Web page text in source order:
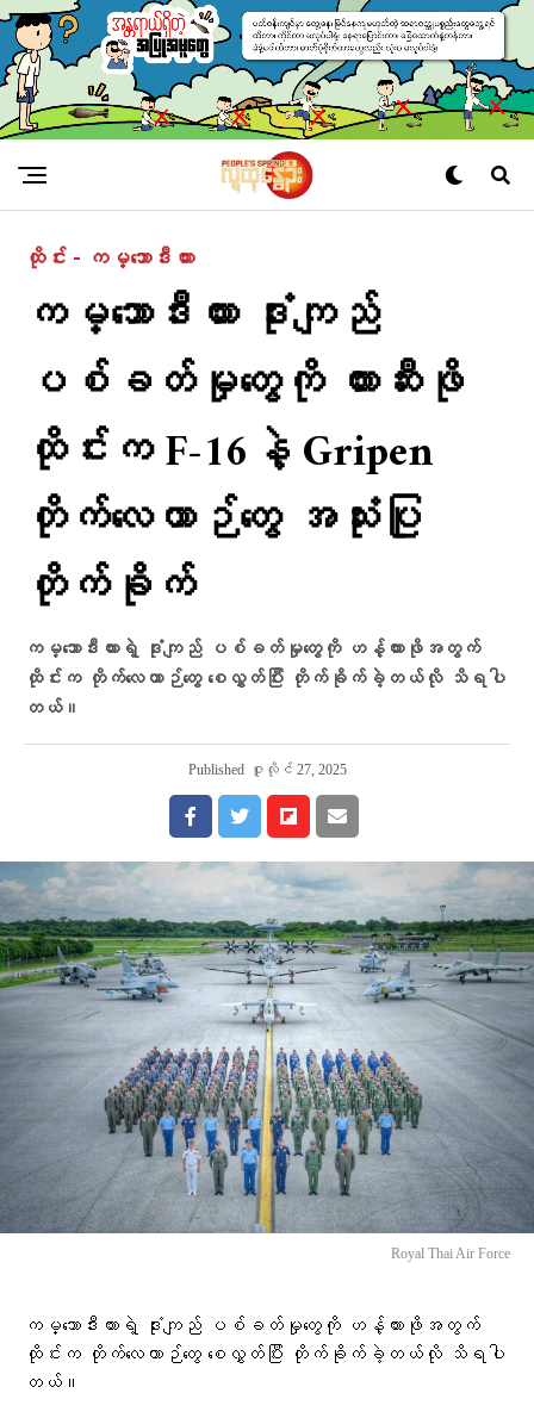
ထိုင်း - ကမ္ဘောဒီးယား
ကမ္ဘောဒီးယား ဒုံးကျည်
ပစ်ခတ်မှုတွေကို တားဆီးဖို
ထိုင်းက F-16နဲ့ Gripen
တိုက်လေယာဉ်တွေ အသုံးပြု
တိုက်ခိုက်
ကမ္ဘောဒီးယားရဲ့ ဒုံးကျည် ပစ်ခတ်မှုတွေကို ဟန့်တားဖိုအတွက်
ထိုင်းက တိုက်လေယာဉ်တွေ စေလွှတ်ပြီး တိုက်ခိုက်ခဲ့တယ်လို သိရပါ
တယ်။
Published ဇူလိုင် 27, 2025
Royal Thai Air Force
ကမ္ဘောဒီးယားရဲ့ ဒုံးကျည် ပစ်ခတ်မှုတွေကို ဟန့်တားဖိုအတွက်
ထိုင်းက တိုက်လေယာဉ်တွေ စေလွှတ်ပြီး တိုက်ခိုက်ခဲ့တယ်လို သိရပါ
တယ်။